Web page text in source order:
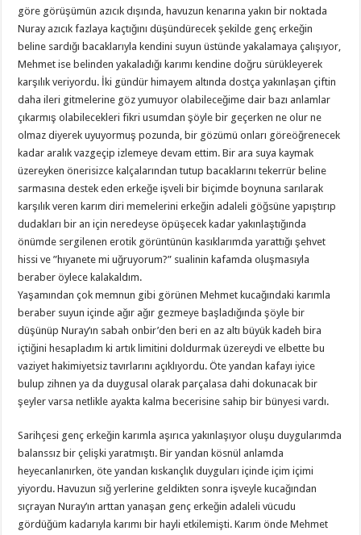
göre görüşümün azıcık dışında, havuzun kenarına yakın bir noktada
Nuray azıcık fazlaya kaçtığını düşündürecek şekilde genç erkeğin
beline sardığı bacaklarıyla kendini suyun üstünde yakalamaya çalışıyor,
Mehmet ise belinden yakaladığı karımı kendine doğru sürükleyerek
karşılık veriyordu. İki gündür himayem altında dostça yakınlaşan çiftin
daha ileri gitmelerine göz yumuyor olabileceğime dair bazı anlamlar
çıkarmış olabilecekleri fikri usumdan şöyle bir geçerken ne olur ne
olmaz diyerek uyuyormuş pozunda, bir gözümü onları göreöğrenecek
kadar aralık vazgeçip izlemeye devam ettim. Bir ara suya kaymak
üzereyken önerisizce kalçalarından tutup bacaklarını tekerrür beline
sarmasına destek eden erkeğe işveli bir biçimde boynuna sarılarak
karşılık veren karım diri memelerini erkeğin adaleli göğsüne yapıştırıp
dudakları bir an için neredeyse öpüşecek kadar yakınlaştığında
önümde sergilenen erotik görüntünün kasıklarımda yarattığı şehvet
hissi ve ”hıyanete mi uğruyorum?” sualinin kafamda oluşmasıyla
beraber öylece kalakaldım.
Yaşamından çok memnun gibi görünen Mehmet kucağındaki karımla
beraber suyun içinde ağır ağır gezmeye başladığında şöyle bir
düşünüp Nuray’ın sabah onbir’den beri en az altı büyük kadeh bira
içtiğini hesapladım ki artık limitini doldurmak üzereydi ve elbette bu
vaziyet hakimiyetsiz tavırlarını açıklıyordu. Öte yandan kafayı iyice
bulup zihnen ya da duygusal olarak parçalasa dahi dokunacak bir
şeyler varsa netlikle ayakta kalma becerisine sahip bir bünyesi vardı.
Sarihçesi genç erkeğin karımla aşırıca yakınlaşıyor oluşu duygularımda
balanssız bir çelişki yaratmıştı. Bir yandan kösnül anlamda
heyecanlanırken, öte yandan kıskançlık duyguları içinde içim içimi
yiyordu. Havuzun sığ yerlerine geldikten sonra işveyle kucağından
sıçrayan Nuray’ın arttan yanaşan genç erkeğin adaleli vücudu
gördüğüm kadarıyla karımı bir hayli etkilemişti. Karım önde Mehmet